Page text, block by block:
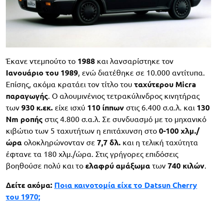
Έκανε ντεμπούτο το 1988 και λανσαρίστηκε τον
Ιανουάριο του 1989, ενώ διατέθηκε σε 10.000 αντίτυπα.
Επίσης, ακόμα κρατάει τον τίτλο του ταχύτερου Micra
παραγωγής. Ο αλουμινένιος τετρακύλινδρος κινητήρας
των 930 κ.εκ. είχε ισχύ 110 ίππων στις 6.400 σ.α.λ. και 130
Nm ροπής στις 4.800 σ.α.λ. Σε συνδυασμό με το μηχανικό
κιβώτιο των 5 ταχυτήτων η επιτάχυνση στο 0-100 χλμ./
ώρα ολοκληρώνονταν σε 7,7 δλ. και η τελική ταχύτητα
έφτανε τα 180 χλμ./ώρα. Στις γρήγορες επιδόσεις
βοηθούσε πολύ και το ελαφρύ αμάξωμα των 740 κιλών.
Δείτε ακόμα: Ποια καινοτομία είχε το Datsun Cherry
του 1970;